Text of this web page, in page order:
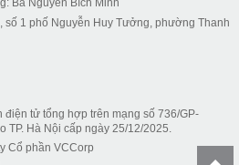
Bà Nguyễn Bích Minh
số 1 phố Nguyễn Huy Tưởng, phường Thanh
điện tử tổng hợp trên mạng số 736/GP-
TP. Hà Nội cấp ngày 25/12/2025.
Cổ phần VCCorp